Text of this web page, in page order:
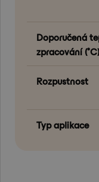
Doporučená
zpracování (°C)
Rozpustnost
Typ aplikace